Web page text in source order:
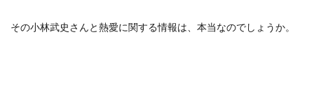
その小林武史さんと熱愛に関する情報は、本当なのでしょうか。